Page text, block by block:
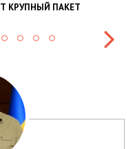
КРУПНЫЙ ПАКЕТ